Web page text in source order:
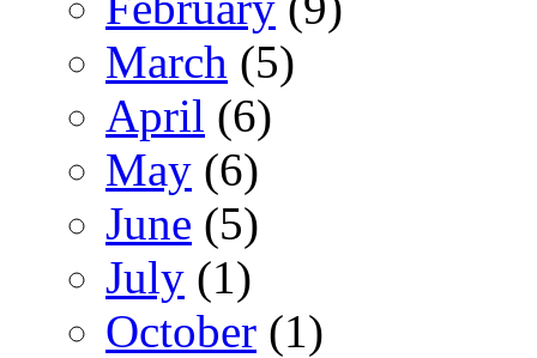
March (5)
April (6)
May (6)
June (5)
July (1)
October (1)